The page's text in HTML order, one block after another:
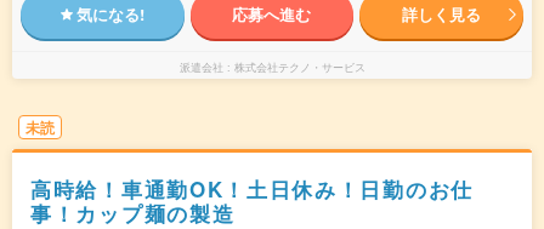
気になる! 応募へ進む 詳しく見る
派遣会社 株式会社テクノ・サービス
未読
高時給！車通勤OK！土日休み！日勤のお仕
事！カップ麺の製造